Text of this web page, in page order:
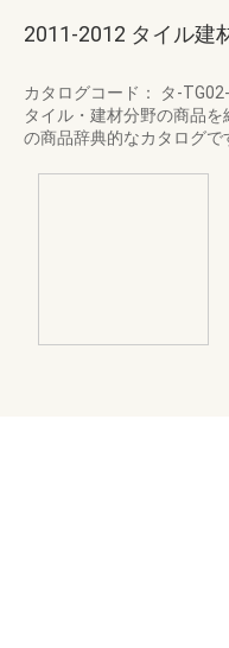
2011-2012 タイル建
カタログコード： タ-
タイル・建材分野の商品
の商品辞典的なカタログで